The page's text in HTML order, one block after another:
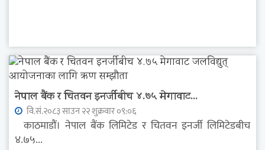
नेपाल बैंक र चितवन इनर्जीबीच ४.७५ मेगावाट...
वि.सं.२०८३ साउन २२ शुक्रवार ०९:०६
काठमाडौं। नेपाल बैंक लिमिटेड र चितवन इनर्जी लिमिटेडबीच
४.७५...